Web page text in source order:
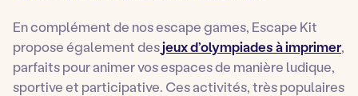
En complément de nos escape games, Escape Kit
propose également desjeux d’olympiades à imprimer,
parfaits pour animer vos espaces de manière ludique,
sportive et participative. Ces activités, très populaires